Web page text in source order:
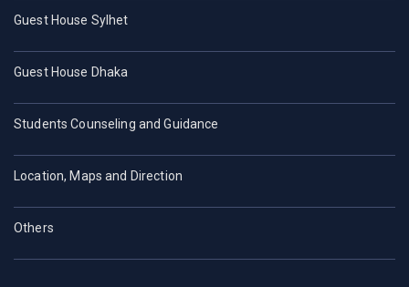
Guest House Sylhet
Guest House Dhaka
Students Counseling and Guidance
Location, Maps and Direction
Others